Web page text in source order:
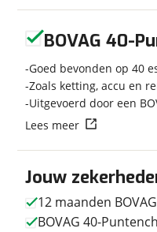
Leeftijd
Categorie
Soort voertuig
Nieuw of occasion
Techniek
Transmissie
Vermogen
Jouw
12 maanden
BOVAG 40-
BOVAG 40-
Goed bevonden op 40
Zoals ketting, accu en
Uitgevoerd door een
Lees meer